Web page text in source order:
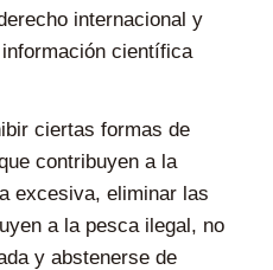
internacional y
científica
ciertas formas de
contribuyen a la
excesiva, eliminar las
a la pesca ilegal, no
y abstenerse de